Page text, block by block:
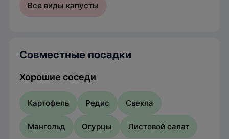
Все виды капусты
Совместные посадки
Хорошие соседи
Картофель Редис Свекла
Мангольд Огурцы Листовой салат